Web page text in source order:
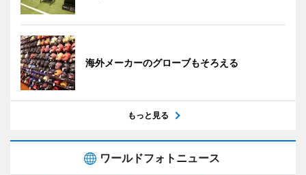
海外メーカーのグローブもそろえる
もっと見る
ワールドフォトニュース